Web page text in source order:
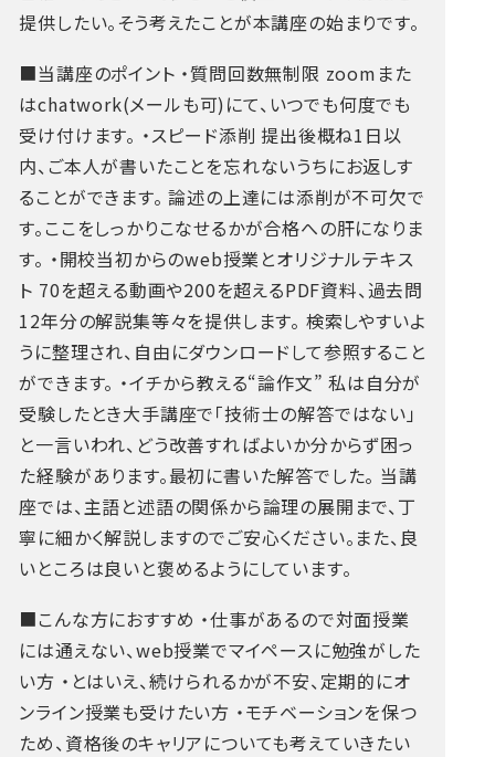
提供したい。そう考えたことが本講座の始まりです。
■当講座のポイント ・質問回数無制限 zoomまた
はchatwork(メールも可)にて、いつでも何度でも
受け付けます。 ・スピード添削 提出後概ね1日以
内、ご本人が書いたことを忘れないうちにお返しす
ることができます。 論述の上達には添削が不可欠で
す。ここをしっかりこなせるかが合格への肝になりま
す。 ・開校当初からのweb授業とオリジナルテキス
ト 70を超える動画や200を超えるPDF資料、過去問
12年分の解説集等々を提供します。 検索しやすいよ
うに整理され、自由にダウンロードして参照すること
ができます。 ・イチから教える“論作文” 私は自分が
受験したとき大手講座で「技術士の解答ではない」
と一言いわれ、どう改善すればよいか分からず困っ
た経験があります。最初に書いた解答でした。 当講
座では、主語と述語の関係から論理の展開まで、丁
寧に細かく解説しますのでご安心ください。また、良
いところは良いと褒めるようにしています。
■こんな方におすすめ ・仕事があるので対面授業
には通えない、web授業でマイペースに勉強がした
い方 ・とはいえ、続けられるかが不安、定期的にオ
ンライン授業も受けたい方 ・モチベーションを保つ
ため、資格後のキャリアについても考えていきたい